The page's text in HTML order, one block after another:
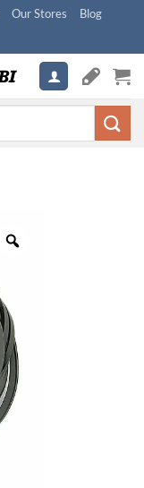
Our Stores
Blog